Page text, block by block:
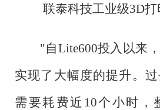
联泰科技工业级3D
"自Lite600投入以来
实现了大幅度的提升。
需要耗费近10个小时，